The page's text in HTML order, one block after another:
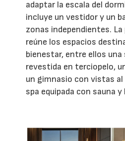
adaptar la escala del
incluye un vestidor y un
zonas independientes.
reúne los espacios
bienestar, entre ellos una
revestida en terciopelo,
un gimnasio con vistas al
spa equipada con sauna y